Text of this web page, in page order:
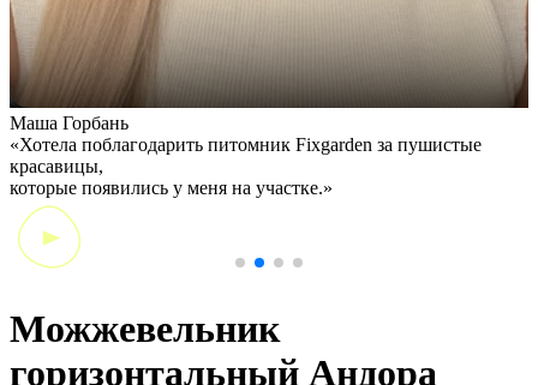
Маша Горбань
«Хотела поблагодарить питомник Fixgarden за пушистые
красавицы,
которые появились у меня на участке.»
Можжевельник
горизонтальный Андора